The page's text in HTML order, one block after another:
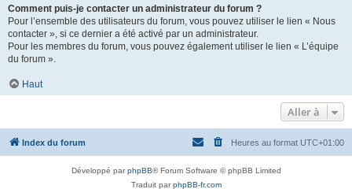
Comment puis-je contacter un administrateur du forum ?
Pour l’ensemble des utilisateurs du forum, vous pouvez utiliser le lien « Nous
contacter », si ce dernier a été activé par un administrateur.
Pour les membres du forum, vous pouvez également utiliser le lien « L’équipe
du forum ».
Haut
Aller à
Index du forum Heures au format UTC+01:00
Développé parphpBB® Forum Software © phpBB Limited
Traduit parphpBB-fr.com